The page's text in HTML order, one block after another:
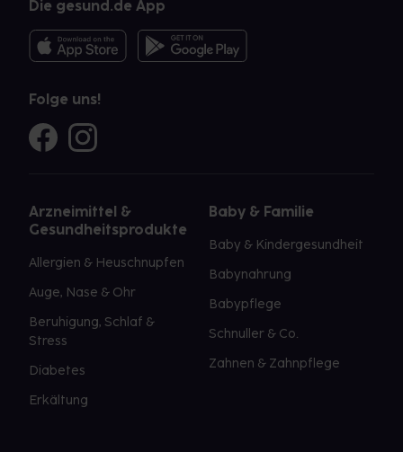
Die gesund.de App
Folge uns!
Arzneimittel &
Gesundheitsprodukte
Allergien & Heuschnupfen
Auge, Nase & Ohr
Beruhigung, Schlaf &
Stress
Diabetes
Erkältung
Baby & Familie
Baby & Kindergesundheit
Babynahrung
Babypflege
Schnuller & Co.
Zahnen & Zahnpflege